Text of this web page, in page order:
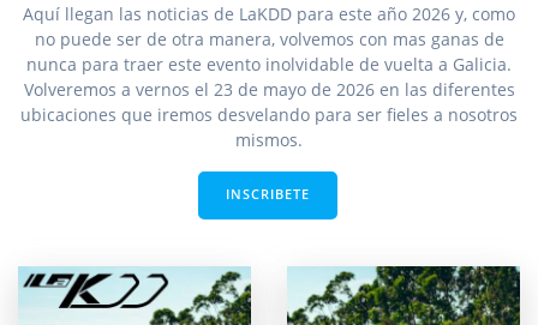
Aquí llegan las noticias de LaKDD para este año 2026 y, como
no puede ser de otra manera, volvemos con mas ganas de
nunca para traer este evento inolvidable de vuelta a Galicia.
Volveremos a vernos el 23 de mayo de 2026 en las diferentes
ubicaciones que iremos desvelando para ser fieles a nosotros
mismos.
INSCRIBETE